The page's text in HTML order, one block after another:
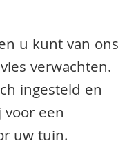
u kunt van ons
verwachten.
ingesteld en
een
uw tuin.